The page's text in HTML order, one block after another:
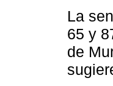
La
65 y
de